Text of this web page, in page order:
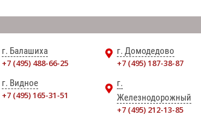
г. Балашиха
+7 (495) 488-66-25
г. Домодедово
+7 (495) 187-38-87
г. Видное
+7 (495) 165-31-51
г.
Железнодорожный
+7 (495) 212-13-85